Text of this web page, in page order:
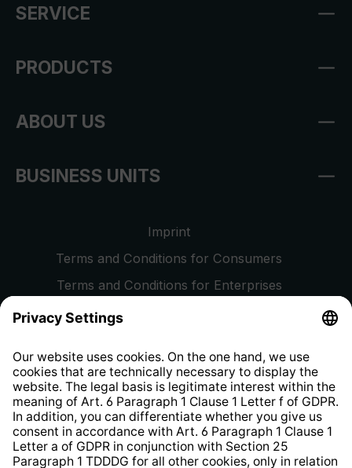
SERVICE
PRODUCTS
ABOUT US
BUSINESS UNITS
Imprint
Terms and Conditions for Consumers
Terms and Conditions for Enterprises
Privacy Policy
Whistleblower Protection System
Web Accessibility